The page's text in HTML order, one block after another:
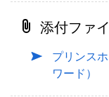
添付ファ
プリンス
ワード）